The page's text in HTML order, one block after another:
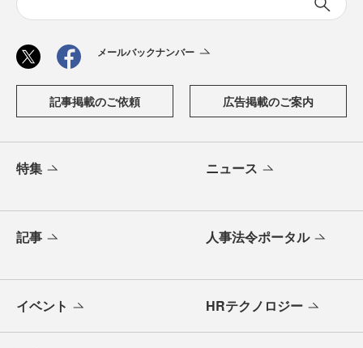
メールバックナンバー
記事掲載のご依頼 広告掲載のご案内
特集 ニュース
記事 人事法令ポータル
イベント HRテクノロジー